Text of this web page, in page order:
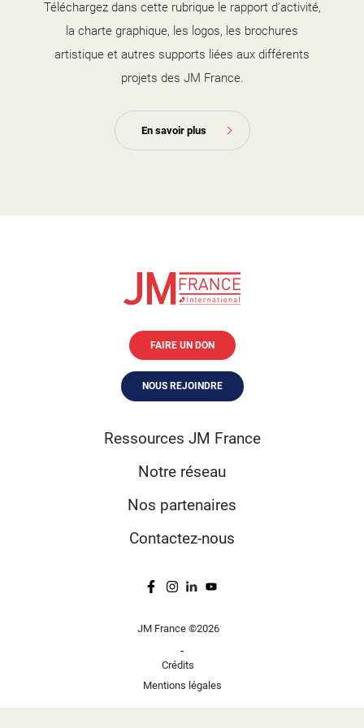
Téléchargez dans cette rubrique le rapport d'activité,
la charte graphique, les logos, les brochures
artistique et autres supports liées aux différents
projets des JM France.
En savoir plus
FAIRE UN DON
NOUS REJOINDRE
Ressources JM France
Notre réseau
Nos partenaires
Contactez-nous
JM France ©2026
-
Crédits
Mentions légales